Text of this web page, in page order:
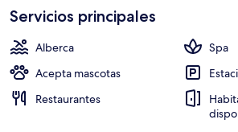
elegida
c
ó
n
Servicios principales
Alberca
Spa
Acepta mascotas
Restaurantes